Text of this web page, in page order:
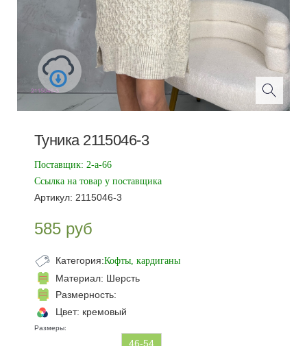
Туника 2115046-3
Поставщик: 2-а-66
Ссылка на товар у поставщика
Артикул: 2115046-3
585 руб
Категория:Кофты, кардиганы
Материал: Шерсть
Размерность:
Цвет: кремовый
Размеры:
46-54